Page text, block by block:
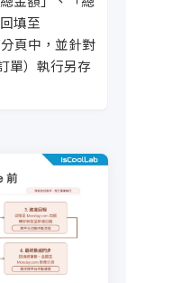
填至
頁中，並針對
單）執行另存